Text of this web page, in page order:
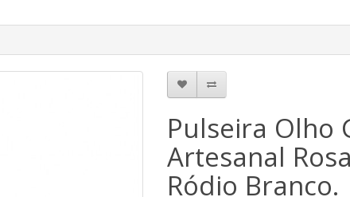
Pulseira Olho
Artesanal
Ródio Branco.